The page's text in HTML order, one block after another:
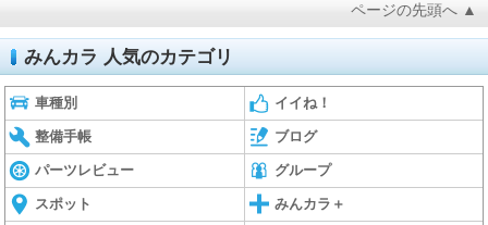
ページの先頭へ ▲
みんカラ 人気のカテゴリ
車種別 イイね！
整備手帳 ブログ
パーツレビュー グループ
スポット みんカラ＋